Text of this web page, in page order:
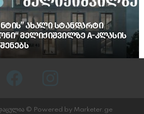
ᲐᲮᲐᲚᲘ ᲡᲢᲐᲜᲓᲐᲠᲢᲘ
ᲛᲔᲚᲘᲥᲘᲨᲕᲘᲚᲖᲔ A-ᲙᲚᲐᲡᲘᲡ
© Powered by Marketer.ge